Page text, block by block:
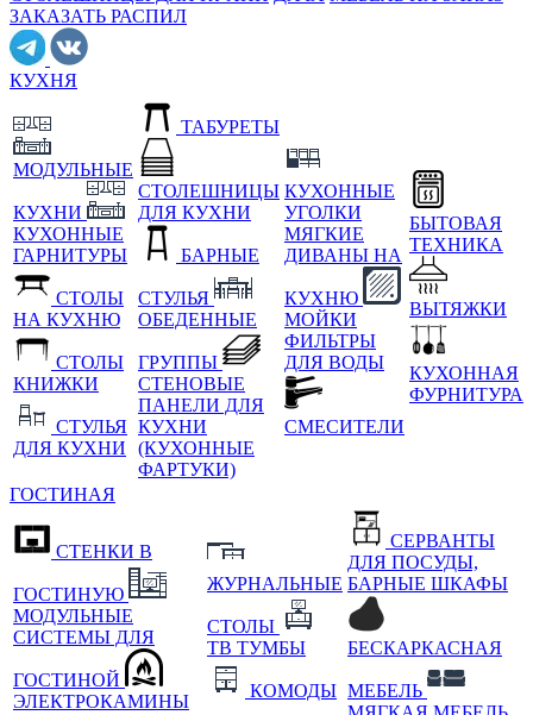
ЗАКАЗАТЬ РАСПИЛ
КУХНЯ
МОДУЛЬНЫЕ
КУХНИ
КУХОННЫЕ
ГАРНИТУРЫ
СТОЛЫ
НА КУХНЮ
СТОЛЫ
КНИЖКИ
СТУЛЬЯ
ДЛЯ КУХНИ
ТАБУРЕТЫ
СТОЛЕШНИЦЫ
ДЛЯ КУХНИ
БАРНЫЕ
СТУЛЬЯ
ОБЕДЕННЫЕ
ГРУППЫ
СТЕНОВЫЕ
ПАНЕЛИ ДЛЯ
КУХНИ
(КУХОННЫЕ
ФАРТУКИ)
КУХОННЫЕ
УГОЛКИ
МЯГКИЕ
ДИВАНЫ НА
КУХНЮ
МОЙКИ
ФИЛЬТРЫ
ДЛЯ ВОДЫ
СМЕСИТЕЛИ
БЫТОВАЯ
ТЕХНИКА
ВЫТЯЖКИ
КУХОННАЯ
ФУРНИТУРА
ГОСТИНАЯ
СТЕНКИ В
ГОСТИНУЮ
МОДУЛЬНЫЕ
СИСТЕМЫ ДЛЯ
ГОСТИНОЙ
ЭЛЕКТРОКАМИНЫ
ЖУРНАЛЬНЫЕ
СТОЛЫ
ТВ ТУМБЫ
КОМОДЫ
СЕРВАНТЫ
ДЛЯ ПОСУДЫ,
БАРНЫЕ ШКАФЫ
БЕСКАРКАСНАЯ
МЕБЕЛЬ